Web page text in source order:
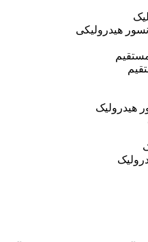
هیدرولیکی
هیدرولیک